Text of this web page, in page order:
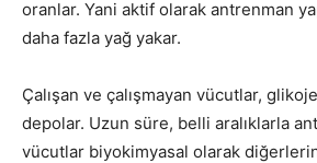
oranlar. Yani aktif olarak antrenman
daha fazla yağ yakar.
Çalışan ve çalışmayan vücutlar,
depolar. Uzun süre, belli aralıklarla
vücutlar biyokimyasal olarak